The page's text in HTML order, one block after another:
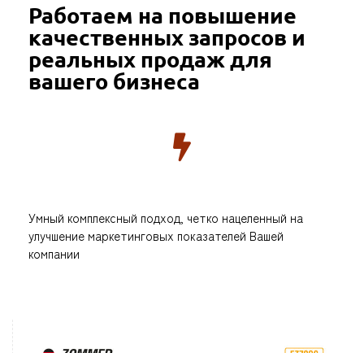
Работаем на повышение
качественных запросов и
реальных продаж для
вашего бизнеса
Умный комплексный подход, четко нацеленный на
улучшение маркетинговых показателей Вашей
компании